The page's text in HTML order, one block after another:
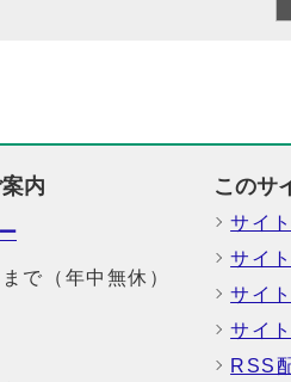
内
で（年中無休）
このサ
サイ
サイ
サイ
サイ
RSS